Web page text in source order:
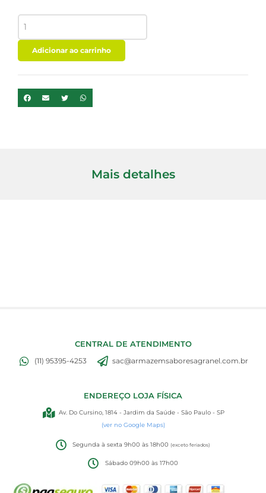
NATAL
PEQUENA
quantidade
Adicionar ao carrinho
Mais detalhes
CENTRAL DE ATENDIMENTO
(11) 95395-4253 sac@armazemsaboresagranel.com.br
ENDEREÇO LOJA FÍSICA
Av. Do Cursino, 1814 - Jardim da Saúde - São Paulo - SP
(ver no Google Maps)
Segunda à sexta 9h00 às 18h00(exceto feriados)
Sábado 09h00 às 17h00